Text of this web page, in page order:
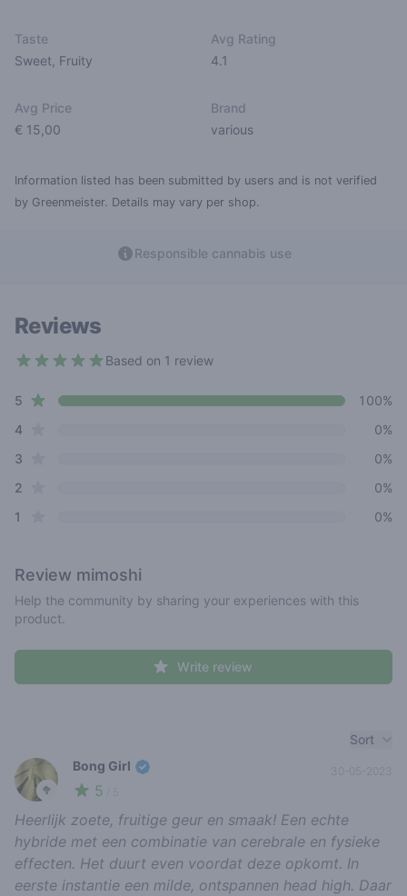
Taste
Sweet Fruity
Avg Rating
4.1
Avg Price
€ 15,00
Brand
various
Information listed has been submitted by users and is not verified
by Greenmeister. Details may vary per shop.
Responsible cannabis use
Reviews
Based on 1 review
Review data
5 star reviews
100%
4star reviews
0%
3
0%
2
0%
1
0%
Review mimoshi
Help the community by sharing your experiences with this
product.
Write review
Sort
🥦
Bong Girl
5
30-05-2023
Heerlijk zoete, fruitige geur en smaak! Een echte
hybride met een combinatie van cerebrale en fysieke
effecten. Het duurt even voordat deze opkomt. In
eerste instantie een milde, ontspannen head high. Daar